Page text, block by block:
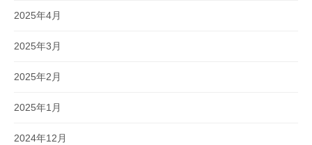
2025年4月
2025年3月
2025年2月
2025年1月
2024年12月